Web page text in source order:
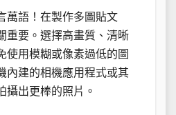
萬語！在製作多圖貼文
重要。選擇高畫質、清晰
使用模糊或像素過低的圖
內建的相機應用程式或其
攝出更棒的照片。